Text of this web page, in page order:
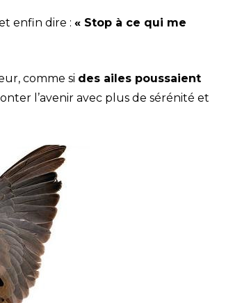
enfin dire : « Stop à ce qui me
comme si des ailes poussaient
l’avenir avec plus de sérénité et